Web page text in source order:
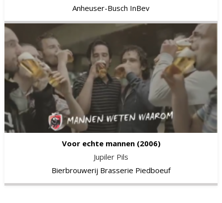
Anheuser-Busch InBev
Voor echte mannen (2006)
Jupiler Pils
Bierbrouwerij Brasserie Piedboeuf